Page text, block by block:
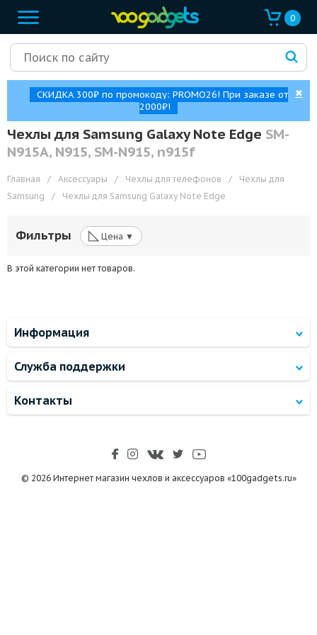
0
СКИДКА 300₽ по промокоду: PROMO26! При заказе от
2000₽!
✖
Чехлы для Samsung Galaxy Note Edge SM-
N915A, N915, SM-N915, n915f
Главная / Аксессуары / Чехлы для телефонов /
Чехлы для
Samsung
/ Чехлы для Samsung Galaxy Note Edge
Фильтры ◺ Цена ▼
В этой категории нет товаров.
Информация
Служба поддержки
Контакты
© 2026 Интернет магазин чехлов и аксессуаров «100gadgets.ru»